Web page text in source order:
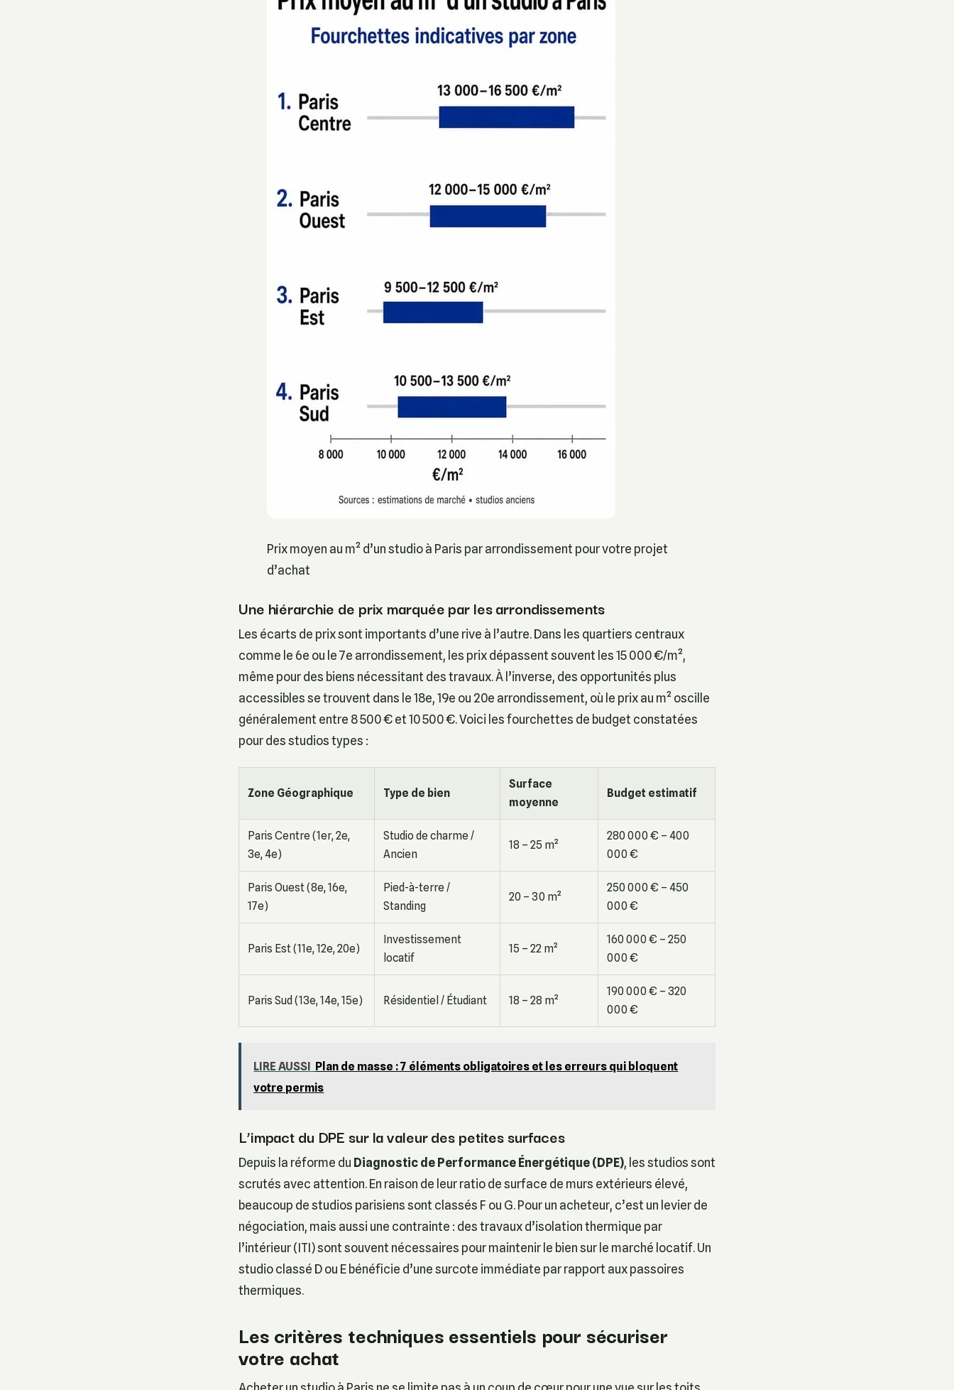
Prix moyen au m² d’un studio à Paris par arrondissement pour votre projet
d’achat
Une hiérarchie de prix marquée par les arrondissements
Les écarts de prix sont importants d’une rive à l’autre. Dans les quartiers centraux
comme le 6e ou le 7e arrondissement, les prix dépassent souvent les 15 000 €/m²,
même pour des biens nécessitant des travaux. À l’inverse, des opportunités plus
accessibles se trouvent dans le 18e, 19e ou 20e arrondissement, où le prix au m² oscille
généralement entre 8 500 € et 10 500 €. Voici les fourchettes de budget constatées
pour des studios types :
Zone Géographique Type de bien
Surface
moyenne
Budget estimatif
Paris Centre (1er, 2e,
3e, 4e)
Studio de charme /
Ancien
18 – 25 m²
280 000 € – 400
000 €
Paris Ouest (8e, 16e,
17e)
Pied-à-terre /
Standing
20 – 30 m²
250 000 € – 450
000 €
Paris Est (11e, 12e, 20e)
Investissement
locatif
15 – 22 m²
160 000 € – 250
000 €
Paris Sud (13e, 14e, 15e) Résidentiel / Étudiant 18 – 28 m²
190 000 € – 320
000 €
LIRE AUSSI Plan de masse : 7 éléments obligatoires et les erreurs qui bloquent
votre permis
L’impact du DPE sur la valeur des petites surfaces
Depuis la réforme du Diagnostic de Performance Énergétique (DPE), les studios sont
scrutés avec attention. En raison de leur ratio de surface de murs extérieurs élevé,
beaucoup de studios parisiens sont classés F ou G. Pour un acheteur, c’est un levier de
négociation, mais aussi une contrainte : des travaux d’isolation thermique par
l’intérieur (ITI) sont souvent nécessaires pour maintenir le bien sur le marché locatif. Un
studio classé D ou E bénéficie d’une surcote immédiate par rapport aux passoires
thermiques.
Les critères techniques essentiels pour sécuriser
votre achat